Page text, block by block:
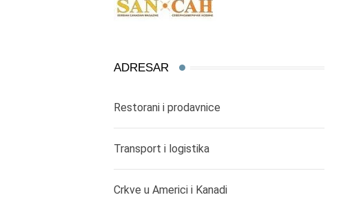
ADRESAR
Restorani i prodavnice
Transport i logistika
Crkve u Americi i Kanadi